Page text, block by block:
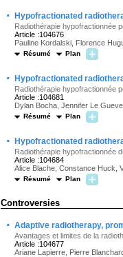
· Hypofractionated
Radiothérapie hypofractionnée
Article :104676
Pauline Kordalski, Florence
Résumé Plan
· Hypofractionated
Radiothérapie hypofractionnée
Article :104681
Dylan Bocha, Jennifer Le
Résumé Plan
· Hypofractionated
Radiothérapie hypofractionnée
Article :104684
Alice Blache, Constance Huck,
Résumé Plan
Controversies
· Adaptive radiotherapy,
Avantages et limites de la
Article :104677
Ariane Lapierre, Pierre